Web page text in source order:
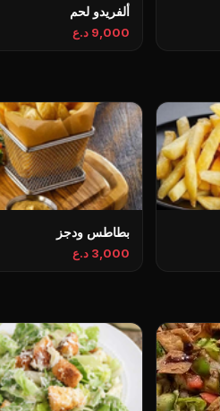
ألفريدو لحم
9,000 د.ع
بطاطس ودجز
3,000 د.ع